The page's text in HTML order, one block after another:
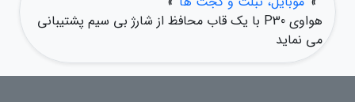
هواوی P30 با یک قاب محافظ از شارژ بی سیم پشتیبانی
می نماید